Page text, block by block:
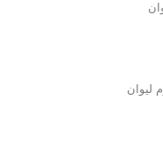
لیوان